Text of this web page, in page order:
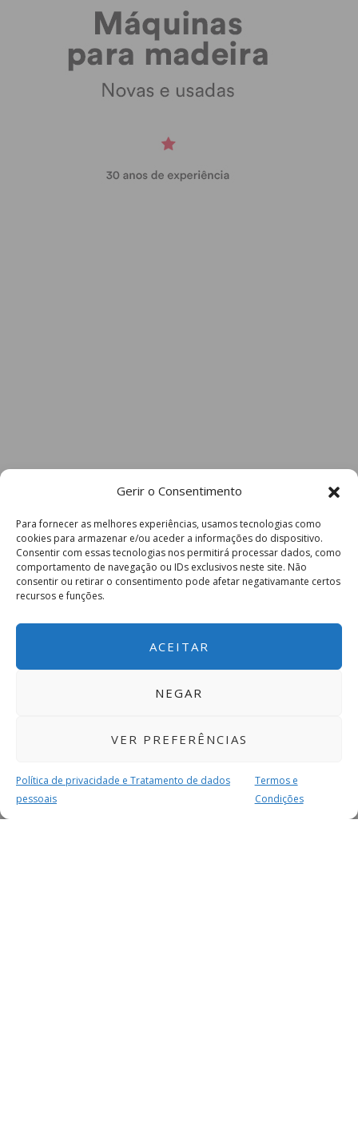
Gerir o Consentimento
Para fornecer as melhores experiências, usamos tecnologias como
cookies para armazenar e/ou aceder a informações do dispositivo.
Consentir com essas tecnologias nos permitirá processar dados, como
comportamento de navegação ou IDs exclusivos neste site. Não
consentir ou retirar o consentimento pode afetar negativamante certos
recursos e funções.
ACEITAR
NEGAR
VER PREFERÊNCIAS
Política de privacidade e Tratamento de dados
pessoais
Termos e
Condições